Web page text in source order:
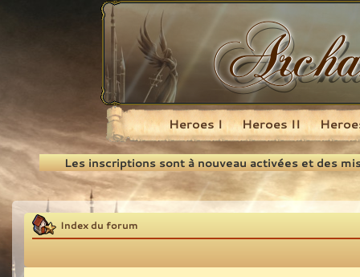
Recherche
Heroes I Heroes II
Les inscriptions sont à nouveau activées et des
Index du forum